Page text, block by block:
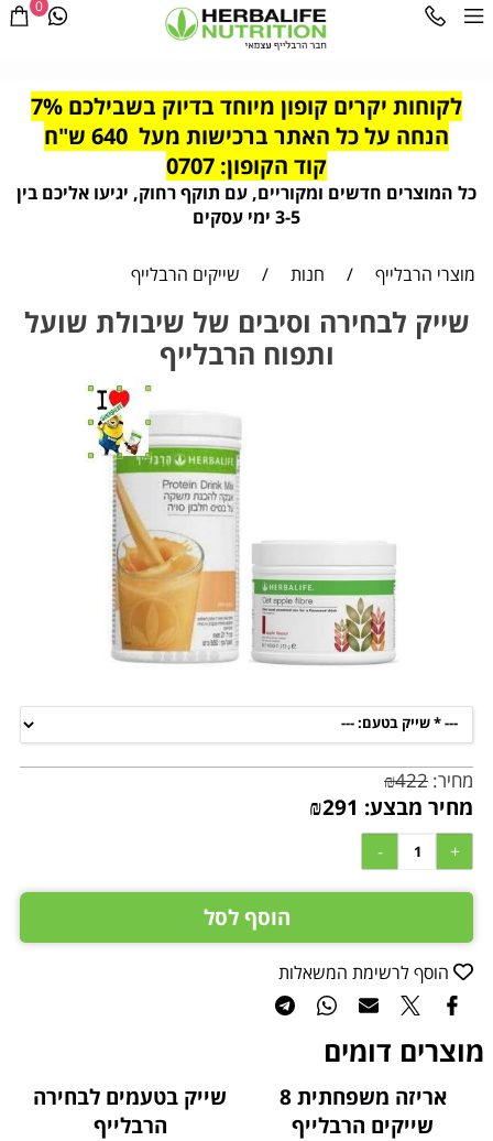
0
לקוחות יקרים קופון מיוחד בדיוק בשבילכם 7%
הנחה על כל האתר ברכישות מעל 640 ש"ח
קוד הקופון: 0707
כל המוצרים חדשים ומקוריים, עם תוקף רחוק, יגיעו אליכם בין
3-5 ימי עסקים
מוצרי הרבלייף / חנות / שייקים הרבלייף
שייק לבחירה וסיבים של שיבולת שועל
ותפוח הרבלייף
מחיר: ₪422
מחיר מבצע: ₪291
הוסף לסל
הוסף לרשימת המשאלות
מוצרים דומים
אריזה משפחתית 8
שייקים הרבלייף
שייק בטעמים לבחירה
הרבלייף